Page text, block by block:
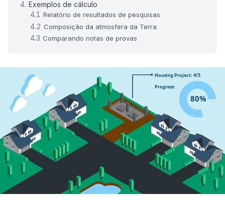
Exemplos de cálculo
Relatório de resultados de pesquisas
Composição da atmosfera da Terra
Comparando notas de provas